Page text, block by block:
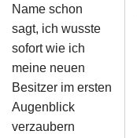
Name schon
sagt, ich wusste
sofort wie ich
meine neuen
Besitzer im ersten
Augenblick
verzaubern